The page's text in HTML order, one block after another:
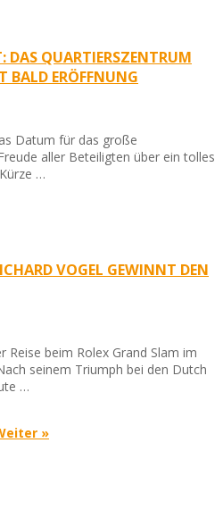
QUARTIERSZENTRUM
BALD ERÖFFNUNG
Datum für das große
aller Beteiligten über ein tolles
…
VOGEL GEWINNT DEN
Reise beim Rolex Grand Slam im
seinem Triumph bei den Dutch
…
»